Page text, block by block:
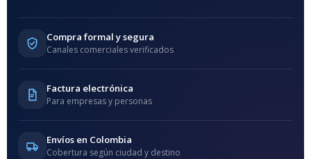
Compra formal y segura
Canales comerciales verificados
Factura electrónica
Para empresas y personas
Envíos en Colombia
Cobertura según ciudad y destino